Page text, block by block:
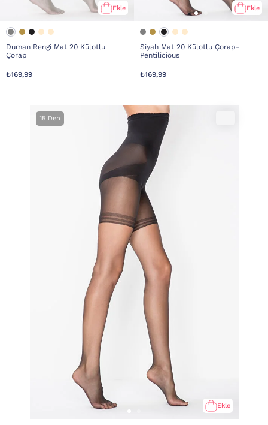
Ekle
Duman Rengi Mat 20 Külotlu
Çorap
₺169,99
Ekle
Siyah Mat 20 Külotlu Çorap-
Pentilicious
₺169,99
15 Den
Ekle